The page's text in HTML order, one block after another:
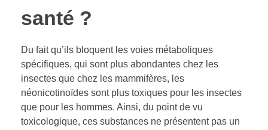
santé ?
Du fait qu’ils bloquent les voies métaboliques
spécifiques, qui sont plus abondantes chez les
insectes que chez les mammifères, les
néonicotinoïdes sont plus toxiques pour les insectes
que pour les hommes. Ainsi, du point de vu
toxicologique, ces substances ne présentent pas un